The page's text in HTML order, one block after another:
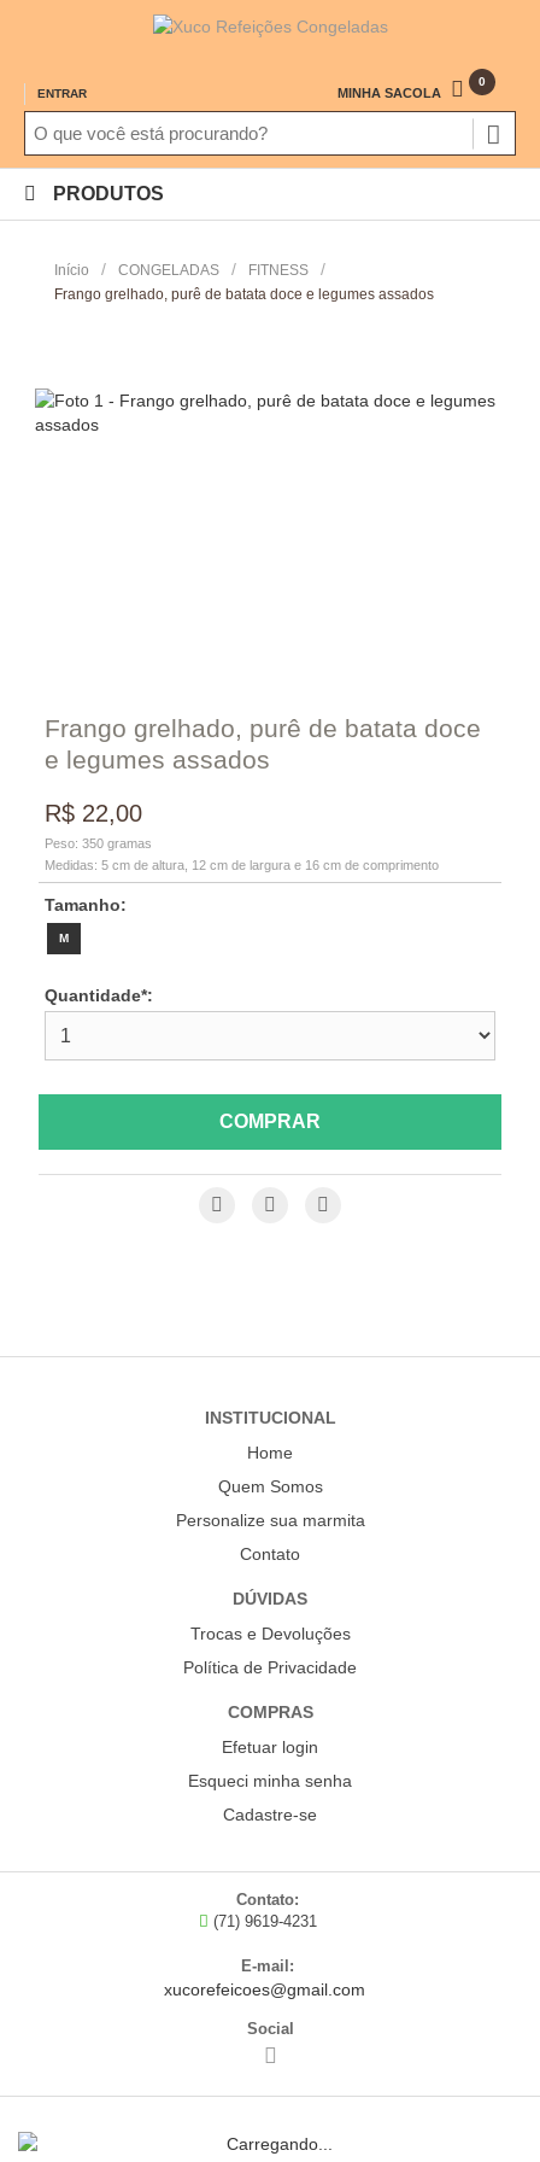
ENTRAR MINHA SACOLA
0
PRODUTOS
Início / CONGELADAS / FITNESS /
Frango grelhado, purê de batata doce e legumes assados
Frango grelhado, purê de batata doce
e legumes assados
R$ 22,00
Peso: 350gramas
Medidas: 5cm de altura, 12cm de largura e 16cm de comprimento
Tamanho:
M
Quantidade*:
COMPRAR
INSTITUCIONAL
Home
Quem Somos
Personalize sua marmita
Contato
DÚVIDAS
Trocas e Devoluções
Política de Privacidade
COMPRAS
Efetuar login
Esqueci minha senha
Cadastre-se
Contato:
(71) 9619-4231
E-mail:
xucorefeicoes@gmail.com
Social